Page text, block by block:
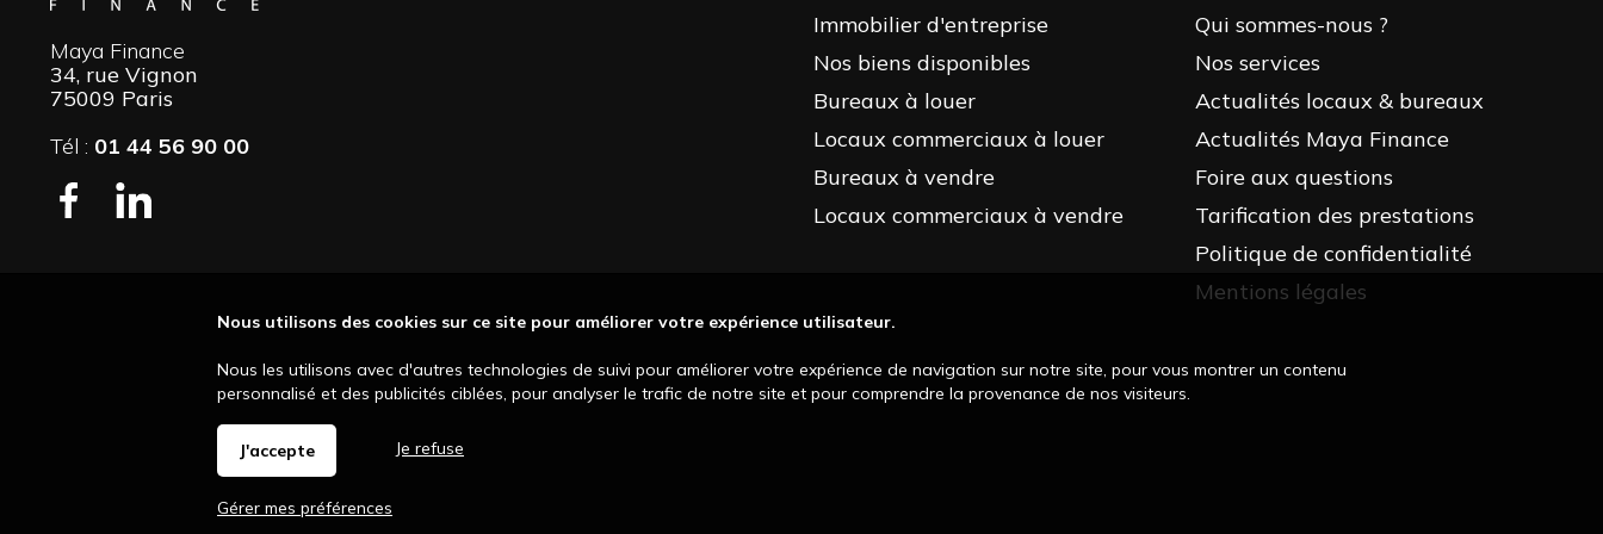
Maya Finance
34, rue Vignon
75009 Paris
Tél : 01 44 56 90 00
Immobilier d'entreprise
Nos biens disponibles
Bureaux à louer
Locaux commerciaux à louer
Bureaux à vendre
Locaux commerciaux à vendre
Qui sommes-nous ?
Nos services
Actualités locaux & bureaux
Actualités Maya Finance
Foire aux questions
Tarification des prestations
Politique de confidentialité
Mentions légales
Nous utilisons des cookies sur ce site pour améliorer votre expérience utilisateur.
Nous les utilisons avec d'autres technologies de suivi pour améliorer votre expérience de navigation sur notre site, pour vous montrer un contenu
personnalisé et des publicités ciblées, pour analyser le trafic de notre site et pour comprendre la provenance de nos visiteurs.
J'accepte Je refuse
Gérer mes préférences